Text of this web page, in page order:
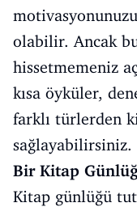
olabilir. Ancak
hissetmemeniz
kısa öyküler,
farklı türlerden
sağlayabilirsiniz.
Bir Kitap
Kitap günlüğü